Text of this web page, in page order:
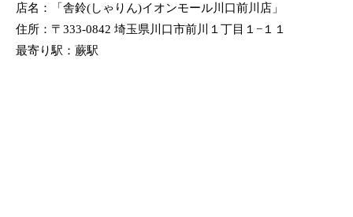
店名：「舎鈴(しゃりん)イオンモール川口前川店」
住所：〒333-0842 埼玉県川口市前川１丁目１−１１
最寄り駅：蕨駅